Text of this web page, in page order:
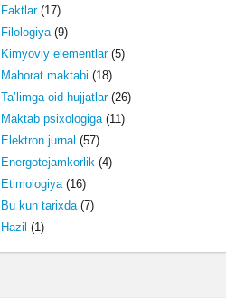
Faktlar(17)
Filologiya(9)
Kimyoviy elementlar(5)
Mahorat maktabi (18)
Ta’limga oid hujjatlar(26)
Maktab psixologiga(11)
Elektron jurnal (57)
Energotejamkorlik(4)
Etimologiya(16)
Bu kun tarixda(7)
Hazil (1)